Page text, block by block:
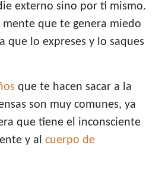
externo sino por ti mismo.
mente que te genera miedo
que lo expreses y lo saques
que te hacen sacar a la
son muy comunes, ya
que tiene el inconsciente
y al cuerpo de